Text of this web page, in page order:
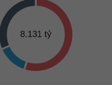
Giàn phơi thông minh
Kho chứa đồ
Chắn ban công
Cửa nhôm kính